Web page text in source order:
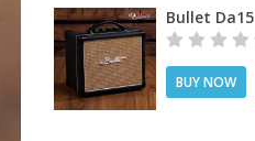
Bullet Da15
BUY NOW